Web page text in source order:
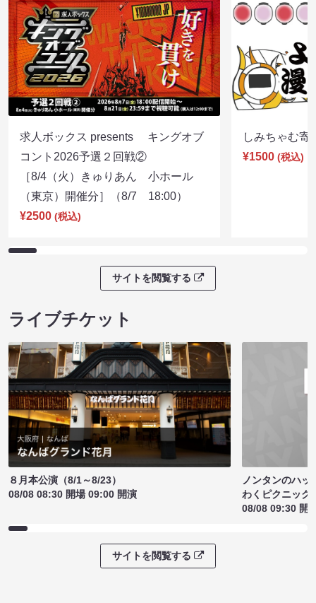
求人ボックス presents キングオブ
コント2026予選２回戦②
［8/4（火）きゅりあん 小ホール
（東京）開催分］（8/7 18:00）
¥2500 (税込)
しみちゃむ
¥1500 (税込)
サイトを閲覧する
ライブチケット
８月本公演（8/1～8/23）
08/08 08:30 開場 09:00 開演
ノンタンのハッ
わくピクニック
08/08 09:30 開
サイトを閲覧する